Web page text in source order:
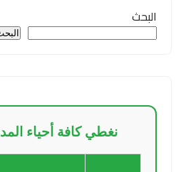
البحث
البحث
نغطي كافة أحياء المدن